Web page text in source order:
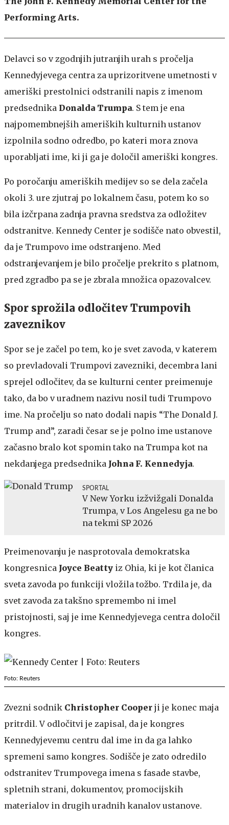
Performing Arts.
Delavci so v zgodnjih jutranjih urah s pročelja
Kennedyjevega centra za uprizoritvene umetnosti v
ameriški prestolnici odstranili napis z imenom
predsednika Donalda Trumpa. S tem je ena
najpomembnejših ameriških kulturnih ustanov
izpolnila sodno odredbo, po kateri mora znova
uporabljati ime, ki ji ga je določil ameriški kongres.
Po poročanju ameriških medijev so se dela začela
okoli 3. ure zjutraj po lokalnem času, potem ko so
bila izčrpana zadnja pravna sredstva za odložitev
odstranitve. Kennedy Center je sodišče nato obvestil,
da je Trumpovo ime odstranjeno. Med
odstranjevanjem je bilo pročelje prekrito s platnom,
pred zgradbo pa se je zbrala množica opazovalcev.
Spor sprožila odločitev Trumpovih
zaveznikov
Spor se je začel po tem, ko je svet zavoda, v katerem
so prevladovali Trumpovi zavezniki, decembra lani
sprejel odločitev, da se kulturni center preimenuje
tako, da bo v uradnem nazivu nosil tudi Trumpovo
ime. Na pročelju so nato dodali napis “The Donald J.
Trump and”, zaradi česar se je polno ime ustanove
začasno bralo kot spomin tako na Trumpa kot na
nekdanjega predsednika Johna F. Kennedyja.
SPORTAL
V New Yorku izžvižgali Donalda
Trumpa, v Los Angelesu ga ne bo
na tekmi SP 2026
Preimenovanju je nasprotovala demokratska
kongresnica Joyce Beatty iz Ohia, ki je kot članica
sveta zavoda po funkciji vložila tožbo. Trdila je, da
svet zavoda za takšno spremembo ni imel
pristojnosti, saj je ime Kennedyjevega centra določil
kongres.
Foto: Reuters
Zvezni sodnik Christopher Cooper ji je konec maja
pritrdil. V odločitvi je zapisal, da je kongres
Kennedyjevemu centru dal ime in da ga lahko
spremeni samo kongres. Sodišče je zato odredilo
odstranitev Trumpovega imena s fasade stavbe,
spletnih strani, dokumentov, promocijskih
materialov in drugih uradnih kanalov ustanove.